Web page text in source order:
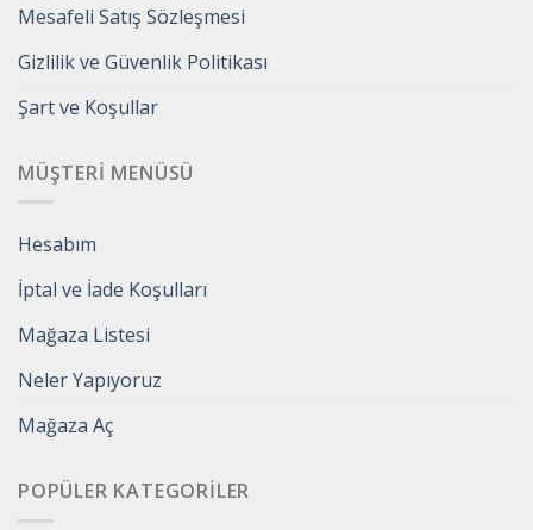
Mesafeli Satış Sözleşmesi
Gizlilik ve Güvenlik Politikası
Şart ve Koşullar
MÜŞTERI MENÜSÜ
Hesabım
İptal ve İade Koşulları
Mağaza Listesi
Neler Yapıyoruz
Mağaza Aç
POPÜLER KATEGORILER